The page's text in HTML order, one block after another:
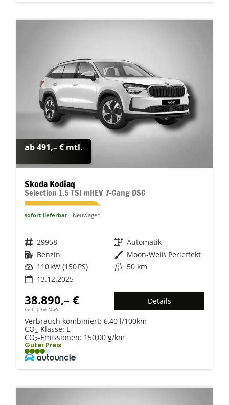
ab 491,– € mtl.
Skoda Kodiaq
Selection 1.5 TSI mHEV 7-Gang DSG
sofort lieferbar Neuwagen
Fahrzeugnr. 29958 Getriebe Automatik
Kraftstoff Benzin Außenfarbe Moon-Weiß Perleffekt
Leistung 110 kW (150 PS) Kilometerstand 50 km
13.12.2025
38.890,– €
incl. 19% MwSt.
Details
Verbrauch kombiniert: 6,40 l/100km
CO2-Klasse: E
CO2-Emissionen: 150,00 g/km
Guter Preis